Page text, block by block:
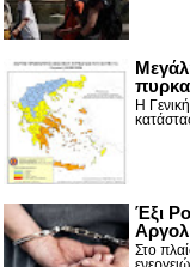
Η
Έξι
Στο